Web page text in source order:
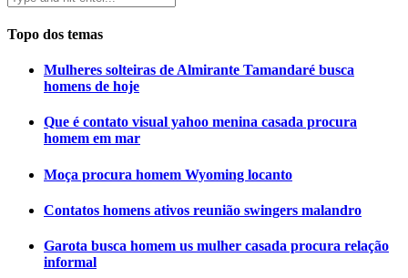
Topo dos temas
Mulheres solteiras de Almirante Tamandaré busca
homens de hoje
Que é contato visual yahoo menina casada procura
homem em mar
Moça procura homem Wyoming locanto
Contatos homens ativos reunião swingers malandro
Garota busca homem us mulher casada procura relação
informal